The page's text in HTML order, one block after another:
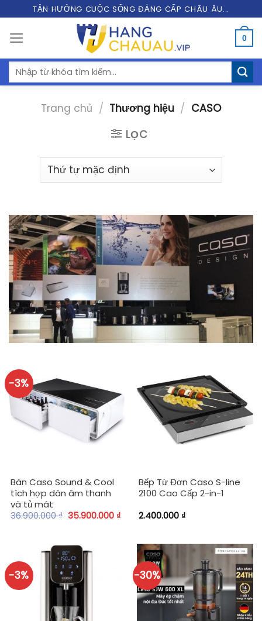
content
TẬN HƯỞNG CUỘC SỐNG ĐẲNG CẤP CHÂU ÂU...
0
Tìm
kiếm:
Trang chủ / Thương hiệu / CASO
LỌC
-3%
Bàn Caso Sound & Cool
tích hợp dàn âm thanh
và tủ mát
36.900.000₫ 35.900.000 ₫
Bếp Từ Đơn Caso S-line
2100 Cao Cấp 2-in-1
2.400.000 ₫
-3% -30%